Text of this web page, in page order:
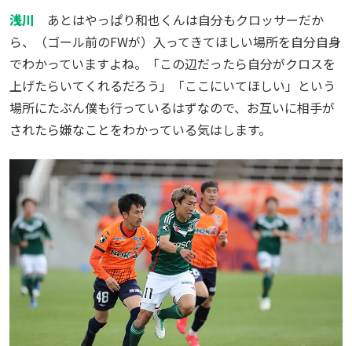
浅川 あとはやっぱり和也くんは自分もクロッサーだか
ら、（ゴール前のFWが）入ってきてほしい場所を自分自身
でわかっていますよね。「この辺だったら自分がクロスを
上げたらいてくれるだろう」「ここにいてほしい」という
場所にたぶん僕も行っているはずなので、お互いに相手が
されたら嫌なことをわかっている気はします。